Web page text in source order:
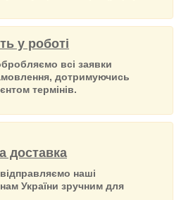
у роботі
всі заявки
дотримуючись
термінів.
доставка
наші
України зручним для